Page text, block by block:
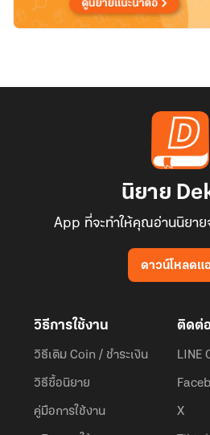
นิยาย
App ที่จะทำให้คุณอ่านนิยาย
ดาวน์โหลดแ
วิธีการใช้งาน
วิธีเติม Coin / ชำระเงิน
วิธีซื้อนิยาย
คู่มือการใช้งาน
ติดต่
LINE
X